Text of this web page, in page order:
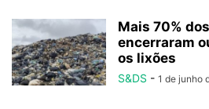
Mais 70%
encerraram
os lixões
S&DS - 1 de junho